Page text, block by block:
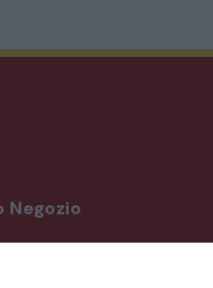
Negozio